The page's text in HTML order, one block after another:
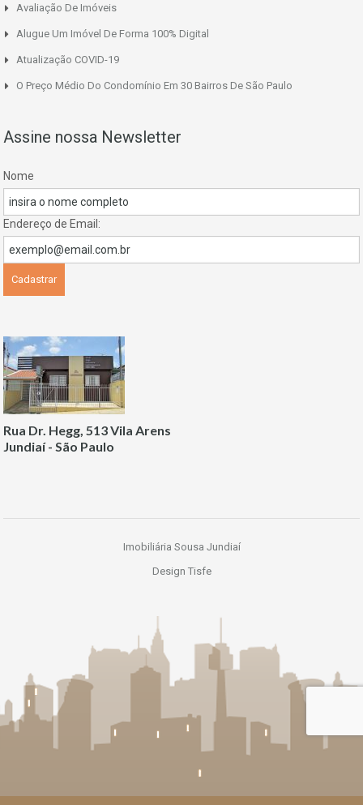
Avaliação De Imóveis
Alugue Um Imóvel De Forma 100% Digital
Atualização COVID-19
O Preço Médio Do Condomínio Em 30 Bairros De São Paulo
Assine nossa Newsletter
Nome
Endereço de Email:
Rua Dr. Hegg, 513 Vila Arens
Jundiaí - São Paulo
Imobiliária Sousa Jundiaí
Design Tisfe